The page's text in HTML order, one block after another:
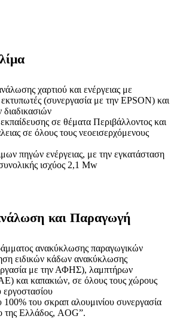
χαρτιού και ενέργειας με
(συνεργασία με την EPSON) και
σε θέματα Περιβάλλοντος και
σε όλους τους νεοεισερχόμενους
πηγών ενέργειας, με την εγκατάσταση
ισχύος 2,1 Mw
και Παραγωγή
ανακύκλωσης παραγωγικών
ειδικών κάδων ανακύκλωσης
με την ΑΦΗΣ), λαμπτήρων
και καπακιών, σε όλους τους χώρους
εργοστασίου
του σκραπ αλουμινίου συνεργασία
της Ελλάδος, AOG”.